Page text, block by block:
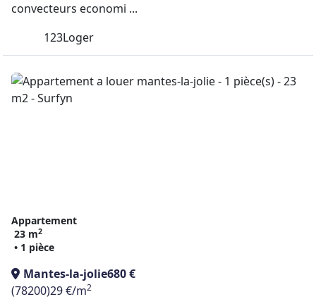
convecteurs economi ...
123Loger
Appartement
23 m2
• 1 pièce
Mantes-la-jolie680 €
(78200)29 €/m2